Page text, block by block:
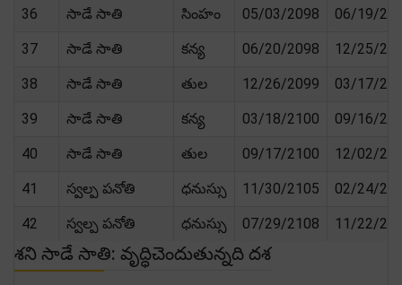
36 సాడే సాతి సింహం 05/03/2098 06/19/
37 సాడే సాతి కన్య 06/20/2098 12/25/
38 సాడే సాతి తుల 12/26/2099 03/17/
39 సాడే సాతి కన్య 03/18/2100 09/16/
40 సాడే సాతి తుల 09/17/2100 12/02/
41 స్వల్ప పనోతి ధనుస్సు 11/30/2105 02/24/
42 స్వల్ప పనోతి ధనుస్సు 07/29/2108 11/22/
శని సాడే సాతి: వృద్ధిచెందుతున్నది దశ